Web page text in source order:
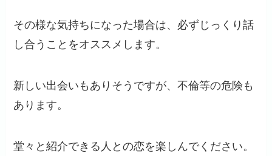
その様な気持ちになった場合は、必ずじっくり話
し合うことをオススメします。
新しい出会いもありそうですが、不倫等の危険も
あります。
堂々と紹介できる人との恋を楽しんでください。